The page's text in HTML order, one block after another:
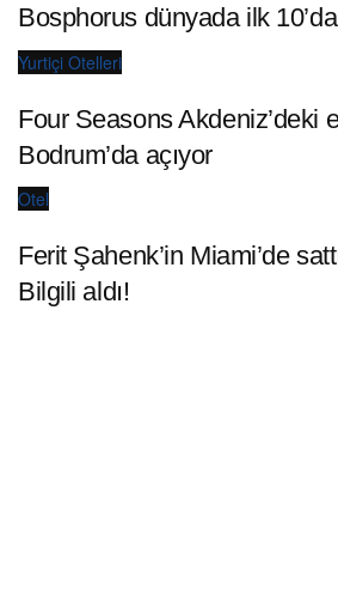
Bosphorus dünyada ilk 10’da
Yurtiçi Otelleri
Four Seasons Akdeniz’deki
Bodrum’da açıyor
Otel
Ferit Şahenk’in Miami’de
Bilgili aldı!